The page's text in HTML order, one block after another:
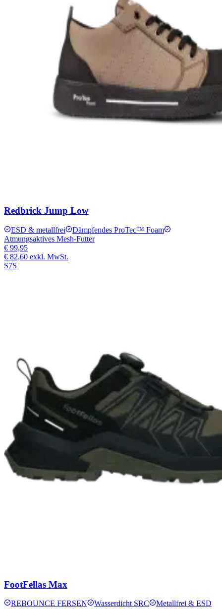
Redbrick Jump Low
ESD & metallfrei
Dämpfendes ProTec™ Foam
Atmungsaktives Mesh-Futter
€ 99,95
€ 82,60 exkl. MwSt.
S7S
FootFellas Max
REBOUNCE FERSEN Wasserdicht SRC
Metallfrei & ESD